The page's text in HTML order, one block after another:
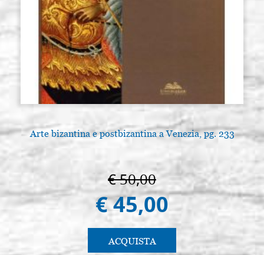
Arte bizantina e postbizantina a Venezia, pg. 233
€ 50,00
€ 45,00
ACQUISTA